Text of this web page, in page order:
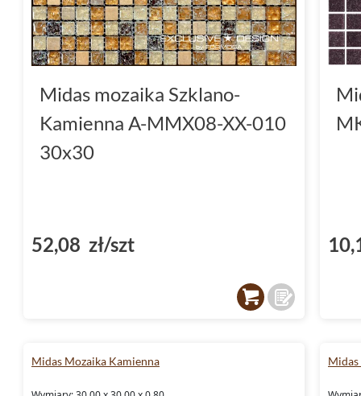
Midas mozaika Szklano-
Kamienna A-MMX08-XX-010
30x30
52,08 zł/szt
Midas Mozaika Kamienna Midas